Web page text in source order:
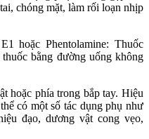
chóng mặt, làm rối loạn nhịp
hoặc Phentolamine: Thuốc
bằng đường uống không
phía trong bắp tay. Hiệu
có một số tác dụng phụ như
đạo, dương vật cong vẹo,